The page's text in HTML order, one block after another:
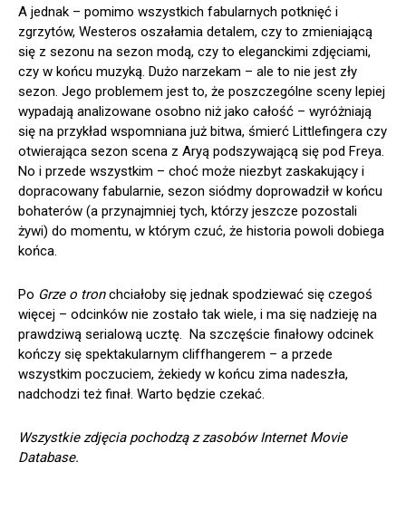
A jednak – pomimo wszystkich fabularnych potknięć i
zgrzytów, Westeros oszałamia detalem, czy to zmieniającą
się z sezonu na sezon modą, czy to eleganckimi zdjęciami,
czy w końcu muzyką. Dużo narzekam – ale to nie jest zły
sezon. Jego problemem jest to, że poszczególne sceny lepiej
wypadają analizowane osobno niż jako całość – wyróżniają
się na przykład wspomniana już bitwa, śmierć Littlefingera czy
otwierająca sezon scena z Aryą podszywającą się pod Freya.
No i przede wszystkim – choć może niezbyt zaskakujący i
dopracowany fabularnie, sezon siódmy doprowadził w końcu
bohaterów (a przynajmniej tych, którzy jeszcze pozostali
żywi) do momentu, w którym czuć, że historia powoli dobiega
końca.
Po Grze o tronchciałoby się jednak spodziewać się czegoś
więcej – odcinków nie zostało tak wiele, i ma się nadzieję na
prawdziwą serialową ucztę. Na szczęście finałowy odcinek
kończy się spektakularnym cliffhangerem – a przede
wszystkim poczuciem, żekiedy w końcu zima nadeszła,
nadchodzi też finał. Warto będzie czekać.
Wszystkie zdjęcia pochodzą z zasobów Internet Movie
Database.